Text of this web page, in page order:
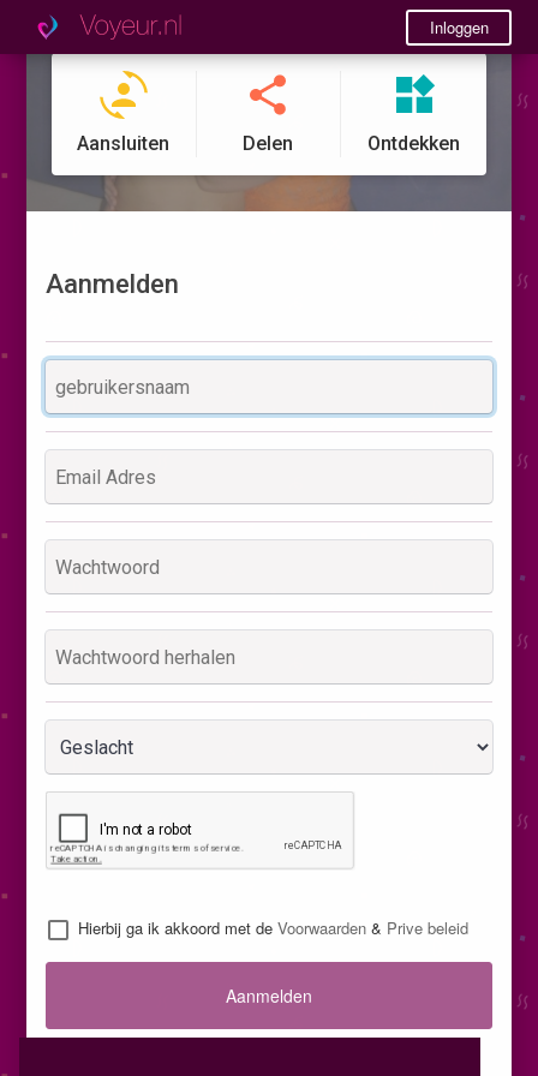
Inloggen
Aansluiten Delen Ontdekken
Aanmelden
Hierbij ga ik akkoord met deVoorwaarden & Prive beleid
Aanmelden